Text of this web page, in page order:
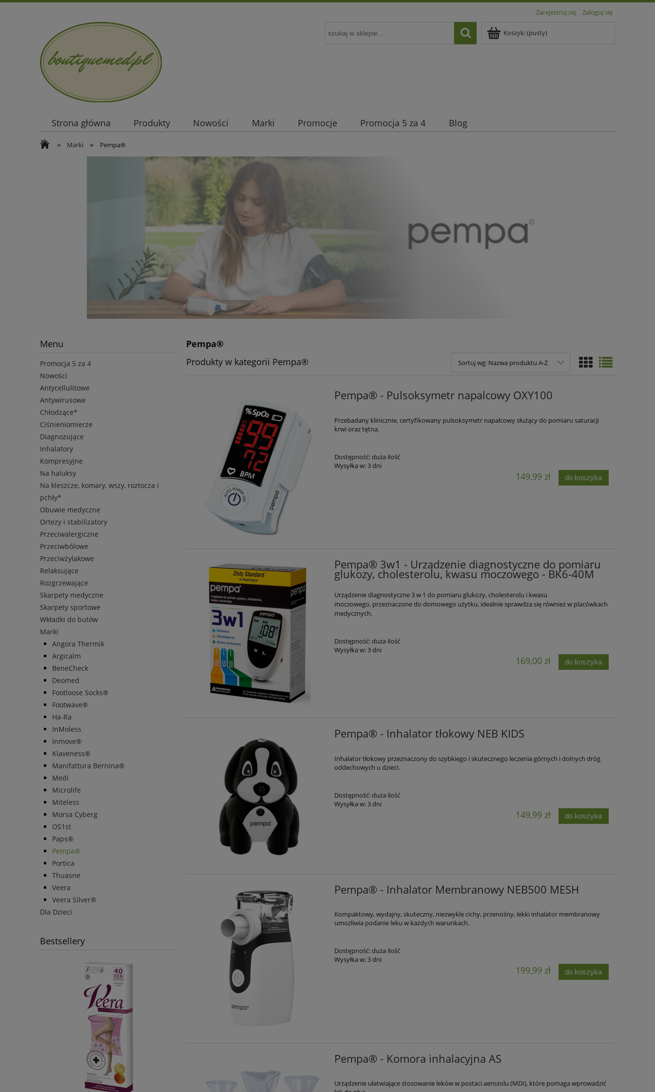
Zarejestruj się Zaloguj się
Koszyk:(pusty)
Strona główna Produkty Nowości Marki Promocje Promocja 5 za 4 Blog
» Marki » Pempa®
Menu
Promocja 5 za 4
Nowości
Antycellulitowe
Antywirusowe
Chłodzące*
Ciśnieniomierze
Diagnozujące
Inhalatory
Kompresyjne
Na haluksy
Na kleszcze, komary, wszy, roztocza i
pchły*
Obuwie medyczne
Ortezy i stabilizatory
Przeciwalergiczne
Przeciwbólowe
Przeciwżylakowe
Relaksujące
Rozgrzewające
Skarpety medyczne
Skarpety sportowe
Wkładki do butów
Marki
Angora Thermik
Argicalm
BeneCheck
Deomed
Footloose Socks®
Footwave®
Ha-Ra
InMoless
Inmove®
Klaveness®
Manifattura Bernina®
Medi
Microlife
Miteless
Morsa Cyberg
OS1st
Paps®
Pempa®
Portica
Thuasne
Veera
Veera Silver®
Dla Dzieci
Bestsellery
Pempa®
Produkty w kategorii Pempa®
Sortuj wg: Nazwa produktu A-Z
Pempa® - Pulsoksymetr napalcowy OXY100
Przebadany klinicznie, certyfikowany pulsoksymetr napalcowy służący do pomiaru saturacji
krwi oraz tętna.
Dostępność:duża ilość
Wysyłka w:3 dni
149,99 zł do koszyka
Pempa® 3w1 - Urządzenie diagnostyczne do pomiaru
glukozy, cholesterolu, kwasu moczowego - BK6-40M
Urządzenie diagnostyczne 3 w 1 do pomiaru glukozy, cholesterolu i kwasu
moczowego, przeznaczone do domowego użytku, idealnie sprawdza się również w placówkach
medycznych.
Dostępność:duża ilość
Wysyłka w:3 dni
169,00 zł do koszyka
Pempa® - Inhalator tłokowy NEB KIDS
Inhalator tłokowy przeznaczony do szybkiego i skutecznego leczenia górnych i dolnych dróg
oddechowych u dzieci.
Dostępność:duża ilość
Wysyłka w:3 dni
149,99 zł do koszyka
Pempa® - Inhalator Membranowy NEB500 MESH
Kompaktowy, wydajny, skuteczny, niezwykle cichy, przenośny, lekki inhalator membranowy
umożliwia podanie leku w każdych warunkach.
Dostępność:duża ilość
Wysyłka w:3 dni
199,99 zł do koszyka
Pempa® - Komora inhalacyjna AS
Urządzenie ułatwiające stosowanie leków w postaci aerozolu (MDI), które pomaga wprowadzić